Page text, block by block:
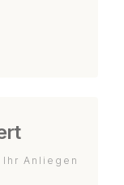
Anliegen